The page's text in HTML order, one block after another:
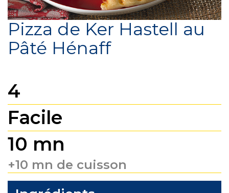
Pizza de Ker Hastell au
Pâté Hénaff
4
Facile
10 mn
+10 mn de cuisson